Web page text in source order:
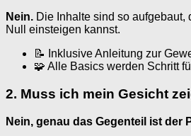
Nein. Die Inhalte sind so aufgebaut,
Null einsteigen kannst.
📝 Inklusive Anleitung zur
🧩 Alle Basics werden Schritt
2. Muss ich mein Gesicht
Nein, genau das Gegenteil ist der